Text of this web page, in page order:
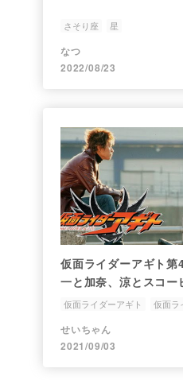
さそり座 星
なつ
2022/08/23
仮面ライダーアギト
一と加奈、涼とスコー
処！！」
仮面ライダーアギト 仮面ラ
さそり座
せいちゃん
2021/09/03